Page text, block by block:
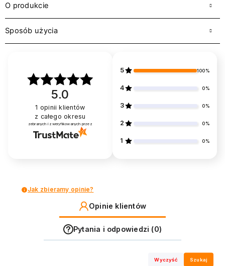
O produkcie
Sposób użycia
5.0
1 opinii klientów
z całego okresu
zebranych i zweryfikowanych przez
5 100%
4 0%
3 0%
2 0%
1 0%
Jak zbieramy opinie?
Opinie klientów
Pytania i odpowiedzi (0)
Wyczyść Szukaj